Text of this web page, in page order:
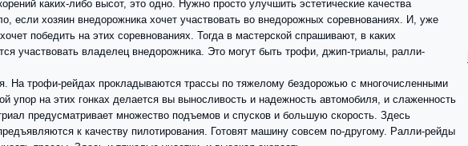
каких-либо высот, это одно. Нужно просто улучшить эстетические качества
если хозяин внедорожника хочет участвовать во внедорожных соревнованиях. И, уже
победить на этих соревнованиях. Тогда в мастерской спрашивают, в каких
участвовать владелец внедорожника. Это могут быть трофи, джип-триалы, ралли-
На трофи-рейдах прокладываются трассы по тяжелому бездорожью с многочисленными
упор на этих гонках делается вы выносливость и надежность автомобиля, и слаженность
предусматривает множество подъемов и спусков и большую скорость. Здесь
к качеству пилотирования. Готовят машину совсем по-другому. Ралли-рейды